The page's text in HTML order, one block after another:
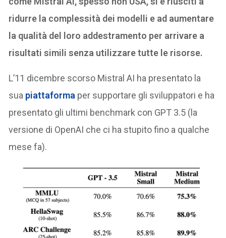
ridurre la complessità dei modelli e ad aumentare
la qualità del loro addestramento per arrivare a
risultati simili senza utilizzare tutte le risorse.
L’11 dicembre scorso Mistral AI ha presentato la
sua piattaforma per supportare gli sviluppatori e ha
presentato gli ultimi benchmark con GPT 3.5 (la
versione di OpenAI che ci ha stupito fino a qualche
mese fa).